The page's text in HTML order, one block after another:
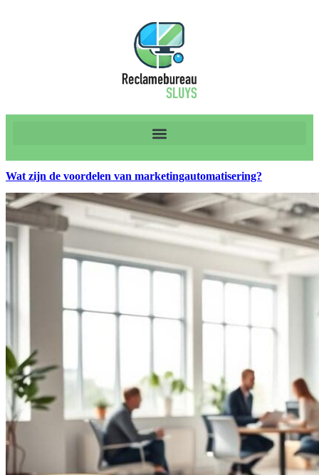
Wat zijn de voordelen van marketingautomatisering?